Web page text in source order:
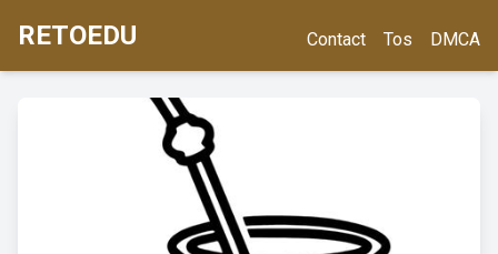
RETOEDU Contact Tos DMCA